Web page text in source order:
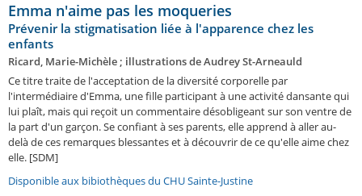
Emma n'aime pas les moqueries
Prévenir la stigmatisation liée à l'apparence chez les
enfants
Ricard, Marie-Michèle ; illustrations de Audrey St-Arneauld
Ce titre traite de l'acceptation de la diversité corporelle par
l'intermédiaire d'Emma, une fille participant à une activité dansante qui
lui plaît, mais qui reçoit un commentaire désobligeant sur son ventre de
la part d'un garçon. Se confiant à ses parents, elle apprend à aller au-
delà de ces remarques blessantes et à découvrir de ce qu'elle aime chez
elle. [SDM]
Disponible aux bibiothèques du CHU Sainte-Justine